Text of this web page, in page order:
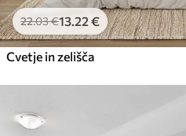
22.03€13 .22 €
Cvetje in zelišča